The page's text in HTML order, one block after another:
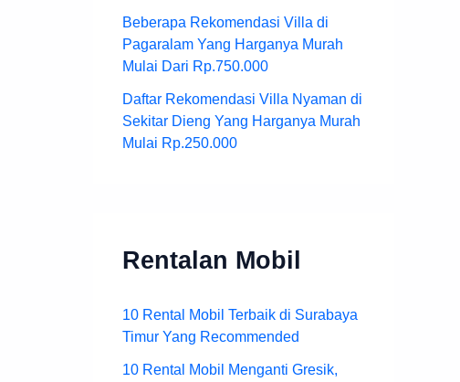
Beberapa Rekomendasi Villa di
Pagaralam Yang Harganya Murah
Mulai Dari Rp.750.000
Daftar Rekomendasi Villa Nyaman di
Sekitar Dieng Yang Harganya Murah
Mulai Rp.250.000
Rentalan Mobil
10 Rental Mobil Terbaik di Surabaya
Timur Yang Recommended
10 Rental Mobil Menganti Gresik,